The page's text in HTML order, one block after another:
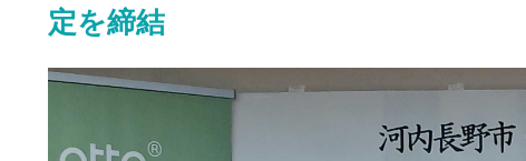
定を締結